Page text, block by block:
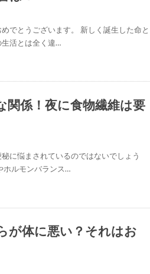
でとうございます。 新しく誕生した命と
活とは全く違…
関係！夜に食物繊維は要
に悩まされているのではないでしょう
ホルモンバランス…
が体に悪い？それはお